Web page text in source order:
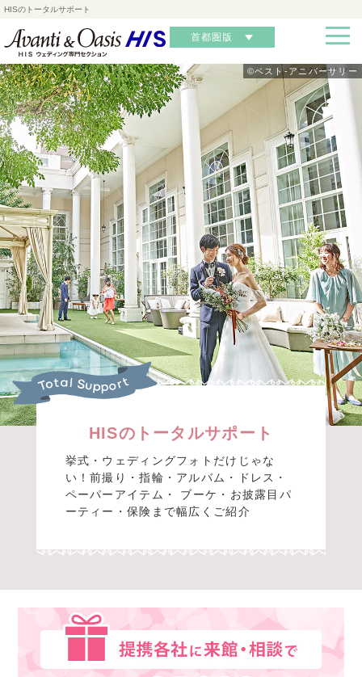
HISのトータルサポート
首都圏版
HISのトータルサポート
挙式・ウェディングフォトだけじゃな
い！前撮り・指輪・アルバム・ドレス・
ペーパーアイテム・ ブーケ・お披露目パ
ーティー・保険まで幅広くご紹介
©ベスト-アニバーサリー